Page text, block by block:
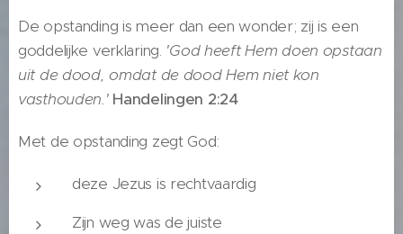
De opstanding is meer dan een wonder; zij is een
goddelijke verklaring. 'God heeft Hem doen opstaan
uit de dood, omdat de dood Hem niet kon
vasthouden.' Handelingen 2:24
Met de opstanding zegt God:
deze Jezus is rechtvaardig
Zijn weg was de juiste